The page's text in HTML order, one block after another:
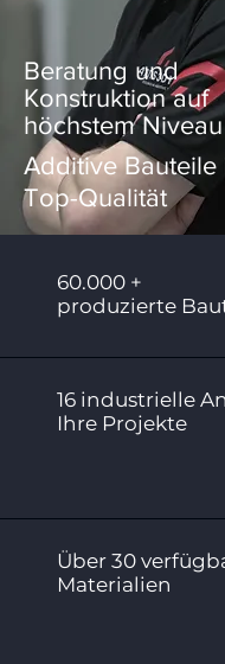
Beratung und
Konstruktion auf
höchstem Niveau
Additive Bauteile
Top-Qualität
60.000 +
produzierte
16 industrielle
Ihre Projekte
Über 30
Materialien